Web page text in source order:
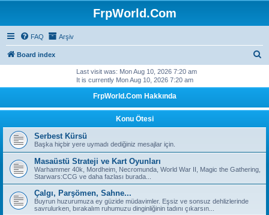
FrpWorld.Com
FAQ Arşiv
Board index
c
h
Last visit was: Mon Aug 10, 2026 7:20 am
It is currently Mon Aug 10, 2026 7:20 am
FrpWorld.Com Hakkında
Konu Ötesi
Serbest Kürsü
Başka hiçbir yere uymadı dediğiniz mesajlar için.
Masaüstü Strateji ve Kart Oyunları
Warhammer 40k, Mordheim, Necromunda, World War II, Magic the Gathering,
Starwars:CCG ve daha fazlası burada...
Çalgı, Parşömen, Sahne...
Buyrun huzurumuza ey güzide müdavimler. Eşsiz ve sonsuz dehlizlerinde
savrulurken, bırakalım ruhumuzu dinginliğinin tadını çıkarsın...